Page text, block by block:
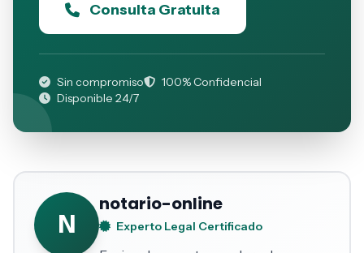
Consulta Gratuita
Sin compromiso
100% Confidencial
Disponible 24/7
N
notario-online
Experto Legal Certificado